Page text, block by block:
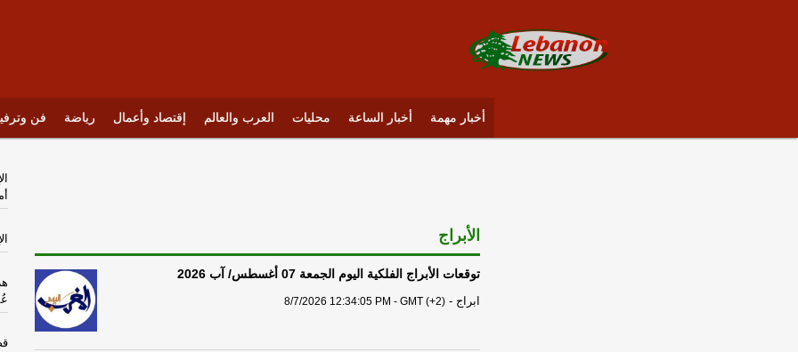
أخبار مهمة أخبار الساعة محليات العرب والعالم إقتصاد وأعمال رياضة فن
الأبراج
توقعات الأبراج الفلكية اليوم الجمعة 07 أغسطس/ آب 2026
ابراج -
8/7/2026 12:34:05 PM - GMT (+2)